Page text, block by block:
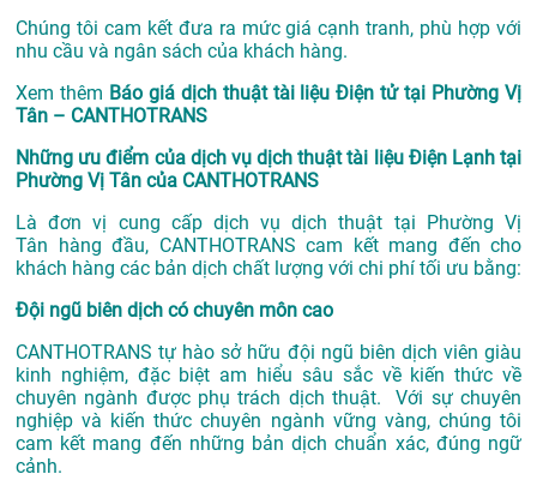
Chúng tôi cam kết đưa ra mức giá cạnh tranh, phù hợp với
nhu cầu và ngân sách của khách hàng.
Xem thêm Báo giá dịch thuật tài liệu Điện tử tại Phường Vị
Tân – CANTHOTRANS
Những ưu điểm của dịch vụ dịch thuật tài liệu Điện Lạnh tại
Phường Vị Tân của CANTHOTRANS
Là đơn vị cung cấp dịch vụdịch thuật tại Phường Vị
Tân hàng đầu, CANTHOTRANS cam kết mang đến cho
khách hàng các bản dịch chất lượng với chi phí tối ưu bằng:
Đội ngũ biên dịch có chuyên môn cao
CANTHOTRANS tự hào sở hữu đội ngũ biên dịch viên giàu
kinh nghiệm, đặc biệt am hiểu sâu sắc về kiến thức về
chuyên ngành được phụ trách dịch thuật. Với sự chuyên
nghiệp và kiến thức chuyên ngành vững vàng, chúng tôi
cam kết mang đến những bản dịch chuẩn xác, đúng ngữ
cảnh.